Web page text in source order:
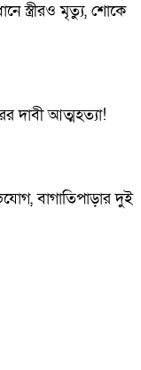
স্ত্রীরও মৃত্যু, শোকে
দাবী আত্মহত্যা!
বাগাতিপাড়ার দুই